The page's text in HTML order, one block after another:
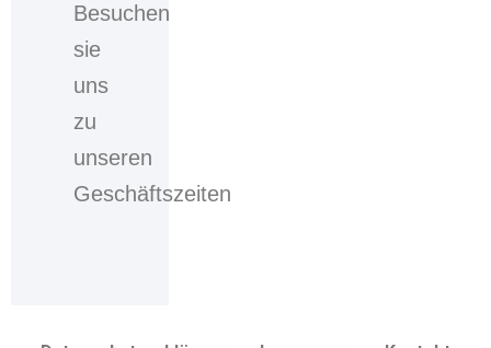
Besuchen
sie
uns
zu
unseren
Geschäftszeiten
über